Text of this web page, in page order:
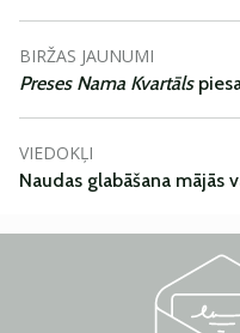
BIRŽAS JAUNUMI
Preses Nama Kvartāls
VIEDOKĻI
Naudas glabāšana mājās